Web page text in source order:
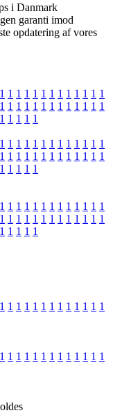
i Danmark
garanti imod
opdatering af vores
1 1 1 1 1 1 1 1 1 1 1 1 1
1 1 1 1 1 1 1 1 1 1 1 1 1
1 1 1 1 1
1 1 1 1 1 1 1 1 1 1 1 1 1
1 1 1 1 1 1 1 1 1 1 1 1 1
1 1 1 1 1
1 1 1 1 1 1 1 1 1 1 1 1 1
1 1 1 1 1 1 1 1 1 1 1 1 1
1 1 1 1 1
1 1 1 1 1 1 1 1 1 1 1 1 1
1 1 1 1 1 1 1 1 1 1 1 1 1